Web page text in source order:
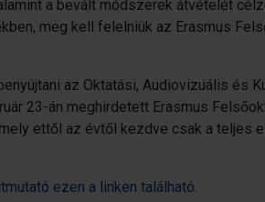
a bevált módszerek átvételét
meg kell felelniük az Erasmus
az Oktatási, Audiovizuális és
23-án meghirdetett Erasmus
ettől az évtől kezdve csak a teljes
ezen a linken található.